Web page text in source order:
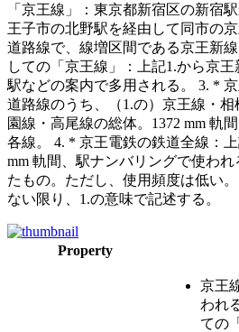
「京王線」：東京都新宿区の新宿
王子市の北野駅を経由して同市の
道路線で、線増区間である京王新
しての「京王線」：上記1.から京
駅などの案内で多用される。 3. *
道路線のうち、（1.の）京王線・
園線・高尾線の総体。1372 mm 軌
各線。 4. * 京王電鉄の鉄道全線：
mm 軌間、駅ナンバリングで使わ
たもの。ただし、使用頻度は低い
ない限り、1.の意味で記述する。
Property
京王
われ
ての